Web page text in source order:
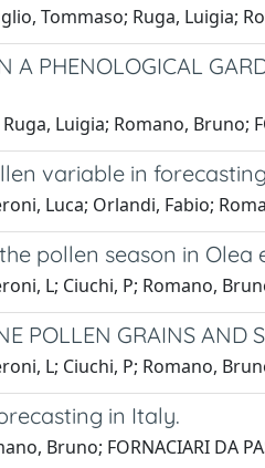
Tommaso; Ruga, Luigia;
PHENOLOGICAL
Luigia; Romano, Bruno;
variable in
Luca; Orlandi, Fabio;
pollen season in Olea
L; Ciuchi, P; Romano,
POLLEN GRAINS AND
L; Ciuchi, P; Romano,
in Italy.
Bruno; FORNACIARI DA